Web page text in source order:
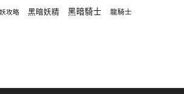
攻略 黑暗妖精 黑暗騎士 龍騎士